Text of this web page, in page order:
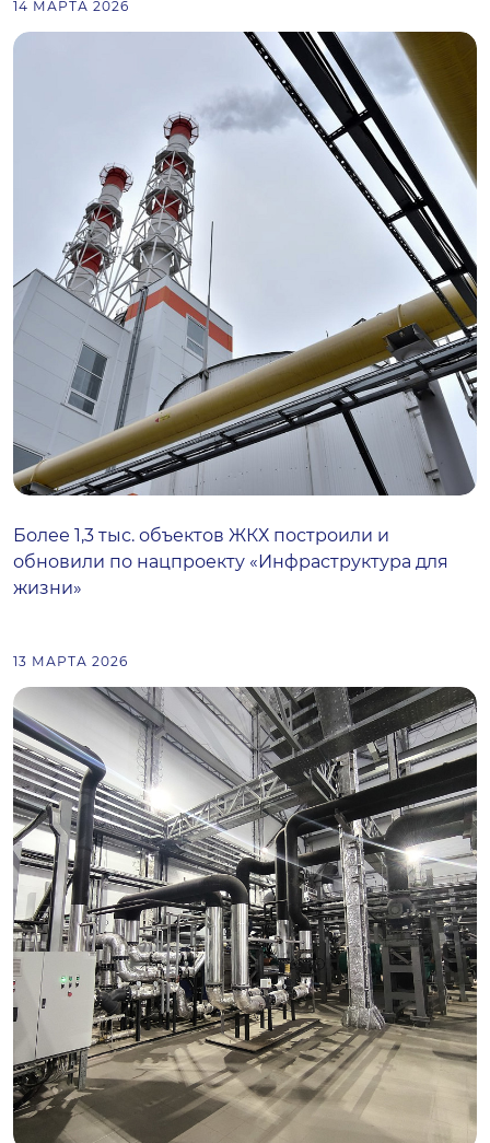
14 МАРТА 2026
Более 1,3 тыс. объектов ЖКХ построили и
обновили по нацпроекту «Инфраструктура для
жизни»
13 МАРТА 2026